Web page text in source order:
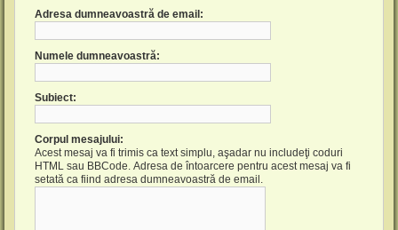
Adresa dumneavoastră de email:
Numele dumneavoastră:
Subiect:
Corpul mesajului:
Acest mesaj va fi trimis ca text simplu, aşadar nu includeţi coduri
HTML sau BBCode. Adresa de întoarcere pentru acest mesaj va fi
setată ca fiind adresa dumneavoastră de email.